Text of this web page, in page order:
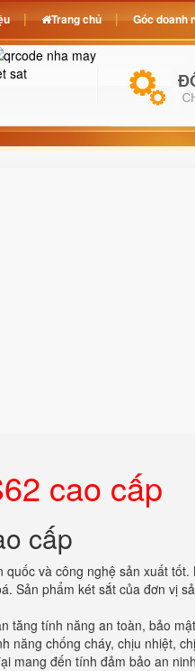
cao cấp
cấp
quốc và công nghệ sản xuất
Sản phẩm két sắt của đơn vị
tăng tính năng an toàn, bảo
năng chống cháy, chịu nhiệt,
mang đến tính đảm bảo an
Trang chủ Góc doanh